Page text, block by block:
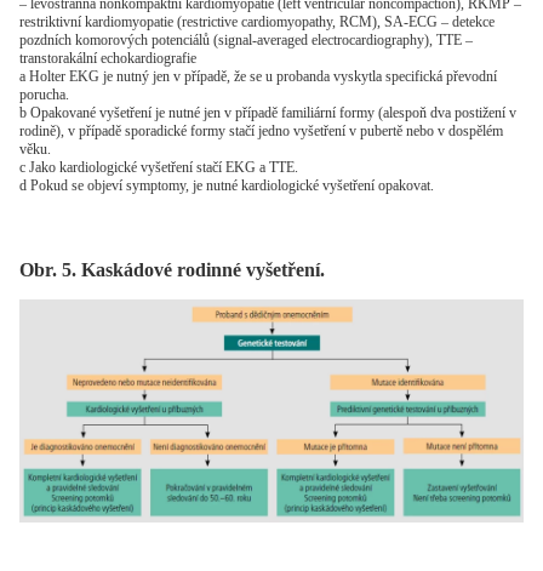
– levostranná nonkompaktní kardiomyopatie (left ventricular noncompaction), RKMP –
restriktivní kardiomyopatie (restrictive cardiomyopathy, RCM), SA-ECG – detekce
pozdních komorových potenciálů (signal-averaged electrocardiography), TTE –
transtorakální echokardiografie
a Holter EKG je nutný jen v případě, že se u probanda vyskytla specifická převodní
porucha.
b Opakované vyšetření je nutné jen v případě familiární formy (alespoň dva postižení v
rodině), v případě sporadické formy stačí jedno vyšetření v pubertě nebo v dospělém
věku.
c Jako kardiologické vyšetření stačí EKG a TTE.
d Pokud se objeví symptomy, je nutné kardiologické vyšetření opakovat.
Obr. 5. Kaskádové rodinné vyšetření.